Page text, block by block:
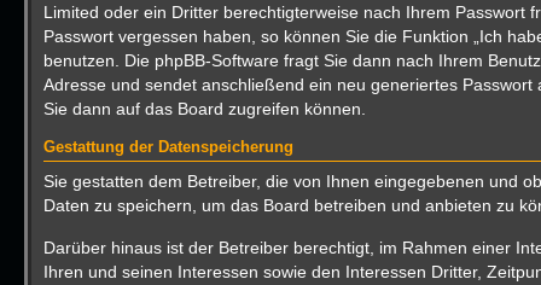
Limited oder ein Dritter berechtigterweise nach Ihrem Passwort
Passwort vergessen haben, so können Sie die Funktion „Ich
benutzen. Die phpBB-Software fragt Sie dann nach Ihrem
Adresse und sendet anschließend ein neu generiertes Passwort
Sie dann auf das Board zugreifen können.
Gestattung der Datenspeicherung
Sie gestatten dem Betreiber, die von Ihnen eingegebenen und
Daten zu speichern, um das Board betreiben und anbieten zu
Darüber hinaus ist der Betreiber berechtigt, im Rahmen einer
Ihren und seinen Interessen sowie den Interessen Dritter,